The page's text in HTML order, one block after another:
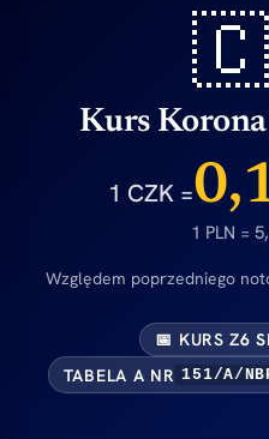
Kurs Korona
1 CZK =
1 PLN =
Względem poprzedniego
📅 KURS Z6
TABELA A NR 151/A/